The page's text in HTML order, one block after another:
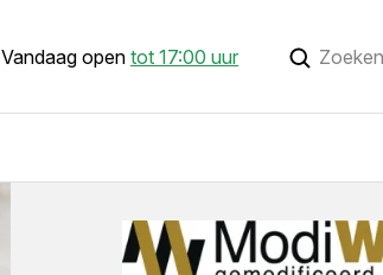
Vandaag open tot 17:00 uur